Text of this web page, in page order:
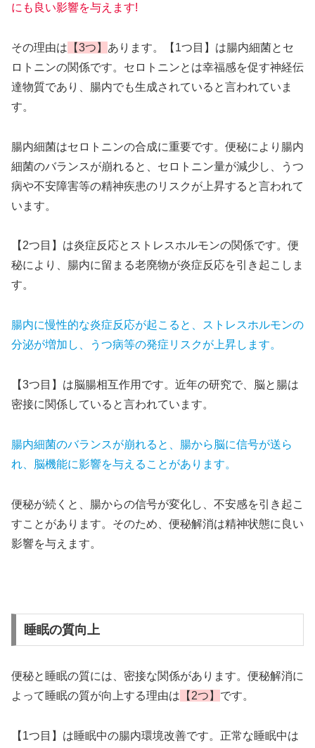
にも良い影響を与えます!
その理由は 【3つ】 あります。【1つ目】は腸内細菌とセ
ロトニンの関係です。セロトニンとは幸福感を促す神経伝
達物質であり、腸内でも生成されていると言われていま
す。
腸内細菌はセロトニンの合成に重要です。便秘により腸内
細菌のバランスが崩れると、セロトニン量が減少し、うつ
病や不安障害等の精神疾患のリスクが上昇すると言われて
います。
【2つ目】は炎症反応とストレスホルモンの関係です。便
秘により、腸内に留まる老廃物が炎症反応を引き起こしま
す。
腸内に慢性的な炎症反応が起こると、ストレスホルモンの
分泌が増加し、うつ病等の発症リスクが上昇します。
【3つ目】は脳腸相互作用です。近年の研究で、脳と腸は
密接に関係していると言われています。
腸内細菌のバランスが崩れると、腸から脳に信号が送ら
れ、脳機能に影響を与えることがあります。
便秘が続くと、腸からの信号が変化し、不安感を引き起こ
すことがあります。そのため、便秘解消は精神状態に良い
影響を与えます。
睡眠の質向上
便秘と睡眠の質には、密接な関係があります。便秘解消に
よって睡眠の質が向上する理由は 【2つ】 です。
【1つ目】は睡眠中の腸内環境改善です。正常な睡眠中は